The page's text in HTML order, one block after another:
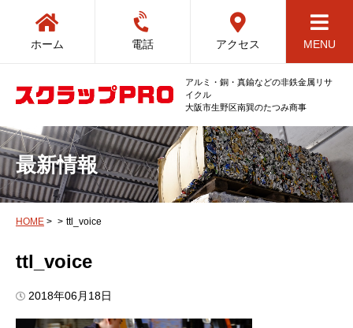
ホーム 電話 アクセス MENU
アルミ・銅・真鍮などの非鉄金属リサ
イクル
大阪市生野区南巽のたつみ商事
最新情報
HOME > > ttl_voice
ttl_voice
2018年06月18日